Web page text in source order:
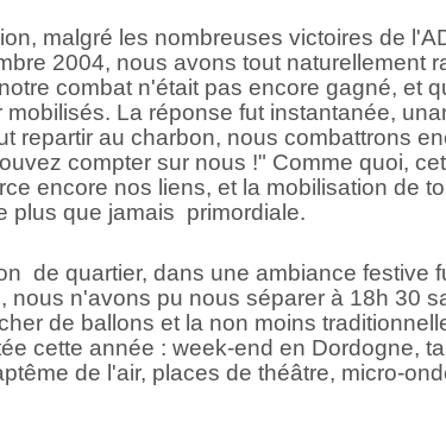
malgré les nombreuses victoires de
2004, nous avons tout naturellement
combat n'était pas encore gagné, et
mobilisés. La réponse fut instantanée,
repartir au charbon, nous combattrons
compter sur nous !" Comme quoi,
encore nos liens, et la mobilisation de
plus que jamais primordiale.
de quartier, dans une ambiance festive
nous n'avons pu nous séparer à 18h 30
de ballons et la non moins
cette année : week-end en Dordogne,
de l'air, places de théâtre, micro-